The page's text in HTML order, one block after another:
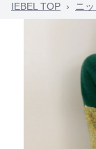
IEBEL TOP › ニ